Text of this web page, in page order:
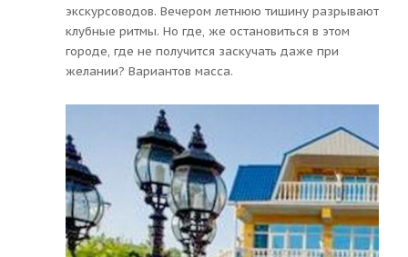
экскурсоводов. Вечером летнюю тишину разрывают
клубные ритмы. Но где, же остановиться в этом
городе, где не получится заскучать даже при
желании? Вариантов масса.